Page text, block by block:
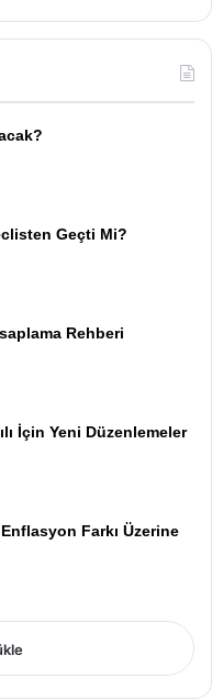
Geçti Mi?
Rehberi
İçin Yeni Düzenlemeler
Farkı Üzerine